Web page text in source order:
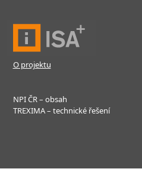
O projektu
NPI ČR – obsah
TREXIMA – technické řešení